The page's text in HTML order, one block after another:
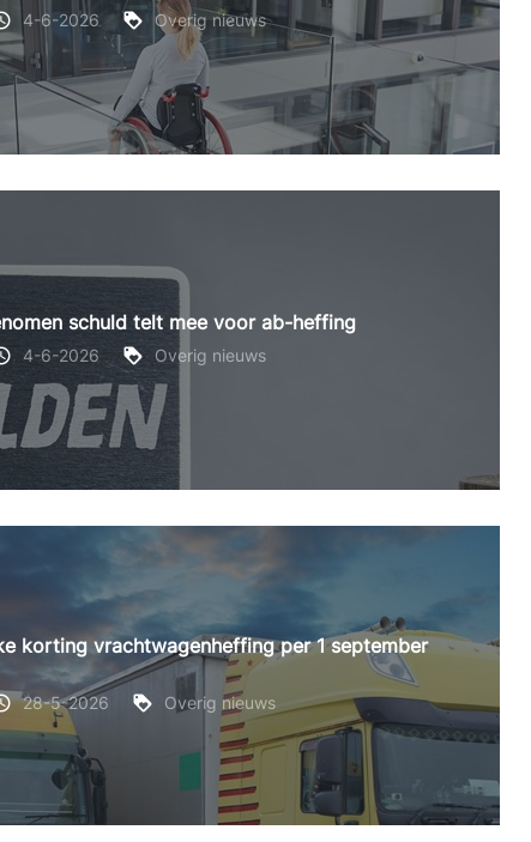
4-6-2026 Overig nieuws
schuld telt mee voor ab-heffing
4-6-2026 Overig nieuws
korting vrachtwagenheffing per 1 september
28-5-2026 Overig nieuws